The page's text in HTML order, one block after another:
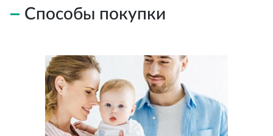
Способы покупки